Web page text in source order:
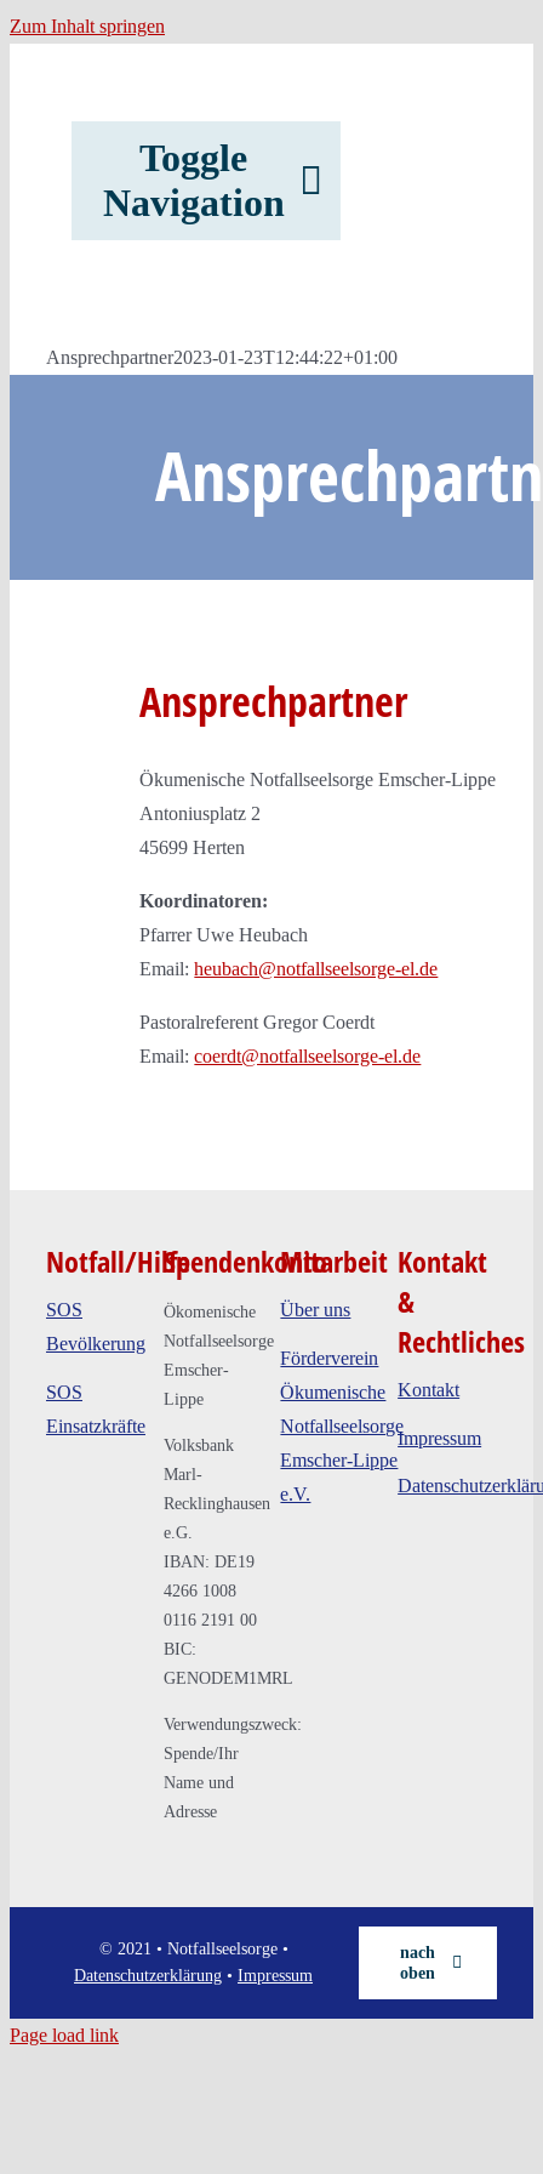
Zum Inhalt springen
Toggle
Navigation
Ansprechpartner2023-01-23T12:44:22+01:00
Ansprechpartner
Ökumenische Notfallseelsorge Emscher-Lippe
Antoniusplatz 2
45699 Herten
Koordinatoren:
Pfarrer Uwe Heubach
Email:heubach@notfallseelsorge-el.de
Pastoralreferent Gregor Coerdt
Email:coerdt@notfallseelsorge-el.de
Notfall/Hilfe
SOS
Bevölkerung
SOS
Einsatzkräfte
Spendenkonto
Ökomenische
Notfallseelsorge
Emscher-
Lippe
Volksbank
Marl-
Recklinghausen
e.G.
IBAN: DE19
4266 1008
0116 2191 00
BIC:
GENODEM1MRL
Verwendungszweck:
Spende/Ihr
Name und
Adresse
Mitarbeit
Über uns
Förderverein
Ökumenische
Notfallseelsorge
Emscher-Lippe
e.V.
Kontakt
&
Rechtliches
Kontakt
Impressum
© 2021 • Notfallseelsorge •
Datenschutzerklärung •Impressum
nach
oben
Page load link